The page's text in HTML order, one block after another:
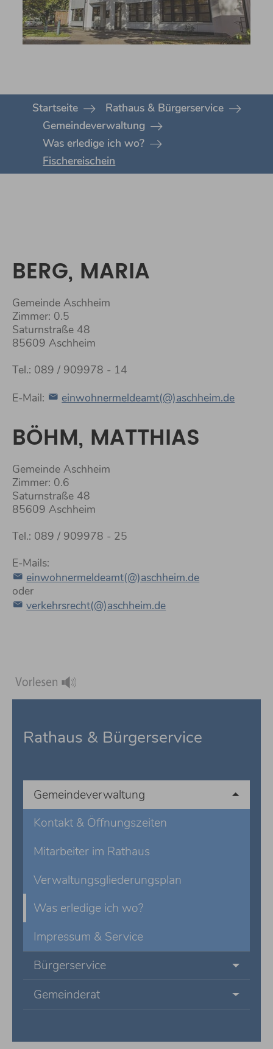
You are here:Startseite
Rathaus & Bürgerservice
Gemeindeverwaltung
Was erledige ich wo?
Fischereischein
BERG, MARIA
Gemeinde Aschheim
Zimmer: 0.5
Saturnstraße 48
85609 Aschheim
Tel.: 089 / 909978 - 14
E-Mail:
einwohnermeldeamt(@)aschheim.de
BÖHM, MATTHIAS
Gemeinde Aschheim
Zimmer: 0.6
Saturnstraße 48
85609 Aschheim
Tel.: 089 / 909978 - 25
E-Mails:
einwohnermeldeamt(@)aschheim.de
oder
verkehrsrecht(@)aschheim.de
Rathaus & Bürgerservice
Gemeindeverwaltung
Kontakt & Öffnungszeiten
Mitarbeiter im Rathaus
Verwaltungsgliederungsplan
Was erledige ich wo?
Impressum & Service
Bürgerservice
Gemeinderat